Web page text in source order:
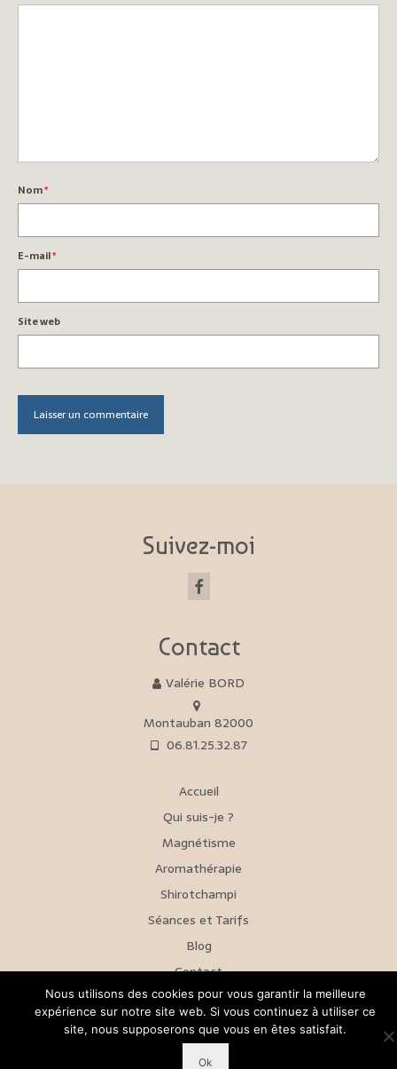
Nom*
E-mail*
Site web
Suivez-moi
Contact
Valérie BORD
Montauban 82000
06.81.25.32.87
Accueil
Qui suis-je ?
Magnétisme
Aromathérapie
Shirotchampi
Séances et Tarifs
Blog
Contact
Mentions Légales Politique de confidentialité © 2026 Ciel & Terre
Nous utilisons des cookies pour vous garantir la meilleure
expérience sur notre site web. Si vous continuez à utiliser ce
site, nous supposerons que vous en êtes satisfait.
Ok